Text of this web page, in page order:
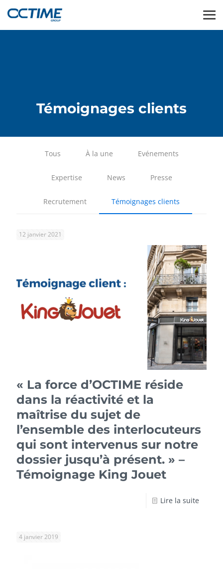
Témoignages clients
Tous À la une Evénements
Expertise News Presse
Recrutement Témoignages clients
12 janvier 2021
« La force d’OCTIME réside
dans la réactivité et la
maîtrise du sujet de
l’ensemble des interlocuteurs
qui sont intervenus sur notre
dossier jusqu’à présent. » –
Témoignage King Jouet
Lire la suite
4 janvier 2019